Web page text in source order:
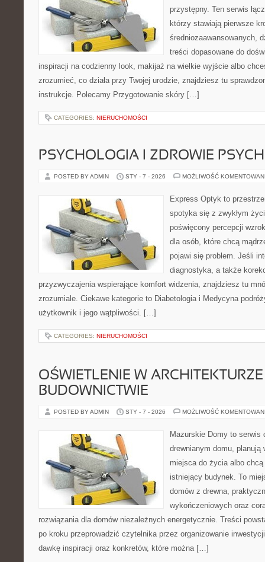
przystępny. Ten serwis
którzy stawiają pierwsze
średniozaawansowanych,
treści dopasowane do
inspiracji na codzienny look, makijaż na wielkie wyjście albo
zrozumieć, co działa przy Twojej urodzie, znajdziesz tu
instrukcje. Polecamy Przygotowanie skóry […]
CATEGORIES: NIERUCHOMOŚCI
PSYCHOLOGIA I ZDROWIE
POSTED BY ADMIN STY - 7 - 2026 MOŻLIWOŚĆ
Express Optyk to
spotyka się z zwykłym
poświęcony percepcji
dla osób, które chcą
pojawi się problem. Jeśli
diagnostyka, a także
przyzwyczajenia wspierające komfort widzenia, znajdziesz tu
zrozumiale. Ciekawe kategorie to Diabetologia i Medycyna
użytkownik i jego wątpliwości. […]
CATEGORIES: NIERUCHOMOŚCI
OŚWIETLENIE W
BUDOWNICTWIE
POSTED BY ADMIN STY - 7 - 2026 MOŻLIWOŚĆ
Mazurskie Domy to serwis
drewnianym domu, planują
miejsca do życia albo
istniejący budynek. To
domów z drewna,
wykończeniowych oraz
rozwiązania dla domów niezależnych energetycznie. Treści
po kroku przeprowadzić czytelnika przez organizowanie
dawkę inspiracji oraz konkretów, które można […]